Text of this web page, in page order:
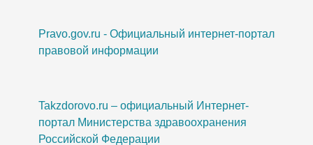
Pravo.gov.ru - Официальный интернет-портал
правовой информации
Takzdorovo.ru – официальный Интернет-
портал Министерства здравоохранения
Российской Федерации